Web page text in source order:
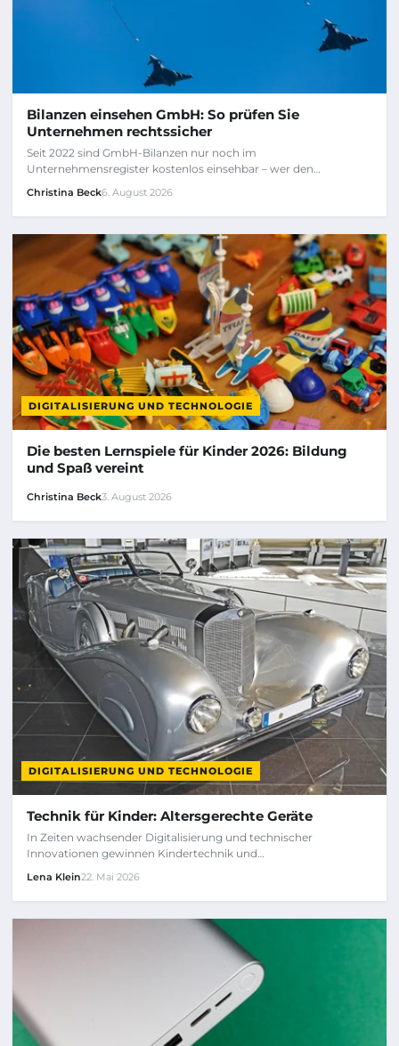
Bilanzen einsehen GmbH: So prüfen Sie
Unternehmen rechtssicher
Seit 2022 sind GmbH-Bilanzen nur noch im
Unternehmensregister kostenlos einsehbar – wer den…
Christina Beck6. August 2026
DIGITALISIERUNG UND TECHNOLOGIE
Die besten Lernspiele für Kinder 2026: Bildung
und Spaß vereint
Christina Beck3. August 2026
DIGITALISIERUNG UND TECHNOLOGIE
Technik für Kinder: Altersgerechte Geräte
In Zeiten wachsender Digitalisierung und technischer
Innovationen gewinnen Kindertechnik und…
Lena Klein22. Mai 2026